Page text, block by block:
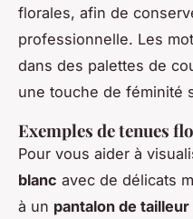
florales, afin de
professionnelle. Les
dans des palettes de
une touche de
Exemples de tenues
Pour vous aider à
blanc avec de délicats
à un pantalon de tailleur